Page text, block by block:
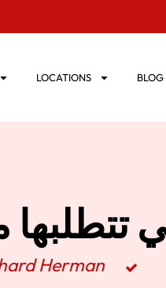
LOCATIONS BLOG
Herman